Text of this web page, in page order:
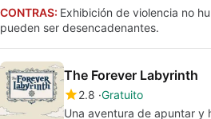
CONTRAS: Exhibición de violencia no
pueden ser desencadenantes.
The Forever Labyrinth
2.8 Gratuito
Una aventura de apuntar y